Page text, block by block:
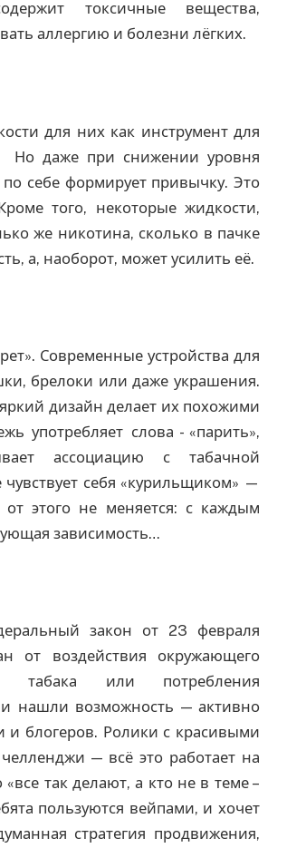
токсичные вещества,
аллергию и болезни лёгких.
для них как инструмент для
Но даже при снижении уровня
себе формирует привычку. Это
того, некоторые жидкости,
же никотина, сколько в пачке
а, наоборот, может усилить её.
Современные устройства для
брелоки или даже украшения.
дизайн делает их похожими
употребляет слова - «парить»,
ассоциацию с табачной
себя «курильщиком» —
от этого не меняется: с каждым
зависимость…
закон от 23 февраля
от воздействия окружающего
табака или потребления
нашли возможность — активно
и блогеров. Ролики с красивыми
— всё это работает на
так делают, а кто не в теме –
пользуются вейпами, и хочет
стратегия продвижения,